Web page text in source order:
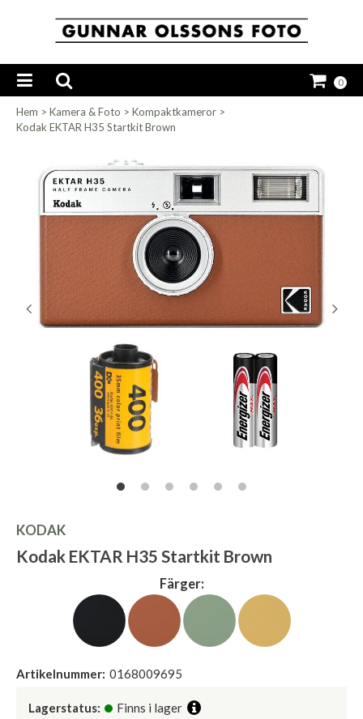
0
Hem > Kamera & Foto > Kompaktkameror >
Kodak EKTAR H35 Startkit Brown
KODAK
Kodak EKTAR H35 Startkit Brown
Färger:
Artikelnummer: 0168009695
Lagerstatus: Finns i lager